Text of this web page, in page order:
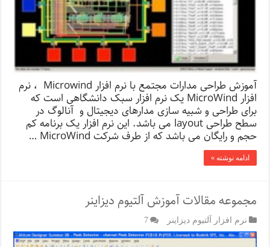
آموزش طراحی مدارات مجتمع با نرم افزار Microwind ، نرم
افزار MicroWind یک نرم افزار سبک دانشگاهی است که
برای طراحی و شبیه سازی مدارهای دیجیتال و آنالوگ در
سطح طراحی layout می باشد. این نرم افزار یک برنامه کم
حجم و رایگان می باشد که از طرف شرکت MicroWind …
ادامه نوشته »
مجموعه مقالات آموزش آلتیوم دیزاینر
نرم افزار آلتیوم دیزاینر 7